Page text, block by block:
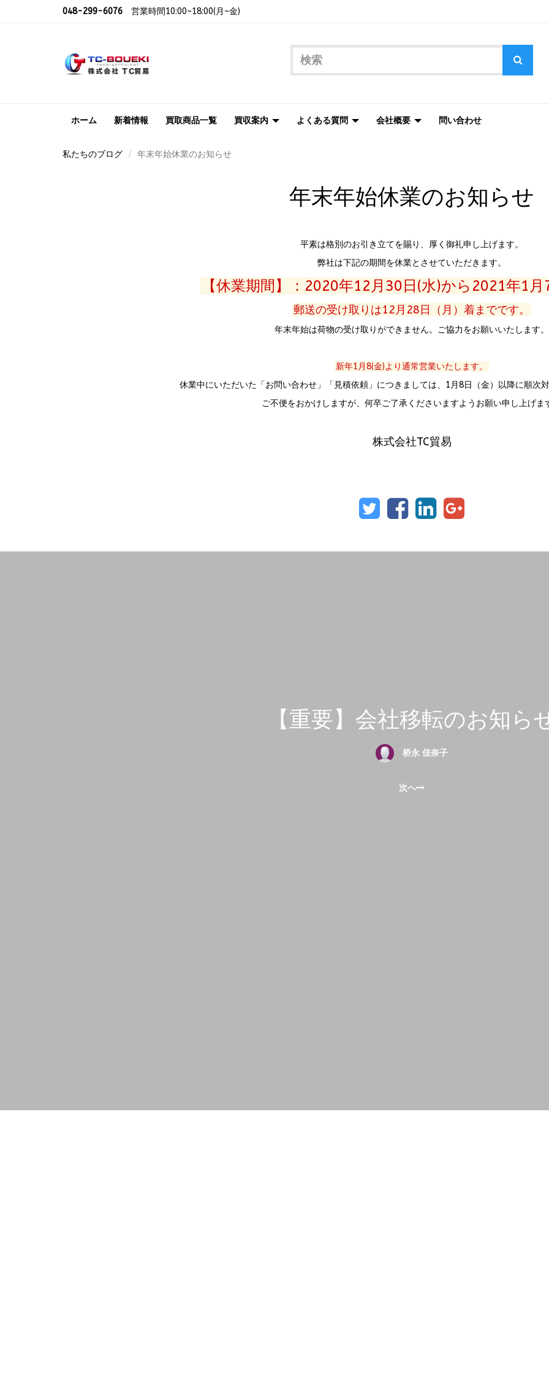
048-299-6076 営業時間10:00~18:00(月~金)
ホーム 新着情報 買取商品一覧 買収案内 よくある質問 会社概要 問い合わせ
私たちのブログ 年末年始休業のお知らせ
年末年始休業のお知らせ
平素は格別のお引き立てを賜り、厚く御礼申し上げます。
弊社は下記の期間を休業とさせていただきます。
【休業期間】：2020年12月30日(水)から2021年1
郵送の受け取りは12月28日（月）着までです。
年末年始は荷物の受け取りができません。ご協力をお願いいたします。
新年1月8(金)より通常営業いたします。
休業中にいただいた「お問い合わせ」「見積依頼」につきましては、1月8日（金）以降に順次
ご不便をおかけしますが、何卒ご了承くださいますようお願い申し上げま
株式会社TC貿易
【重要】会社移転のお知ら
桥永 佳奈子
次へ